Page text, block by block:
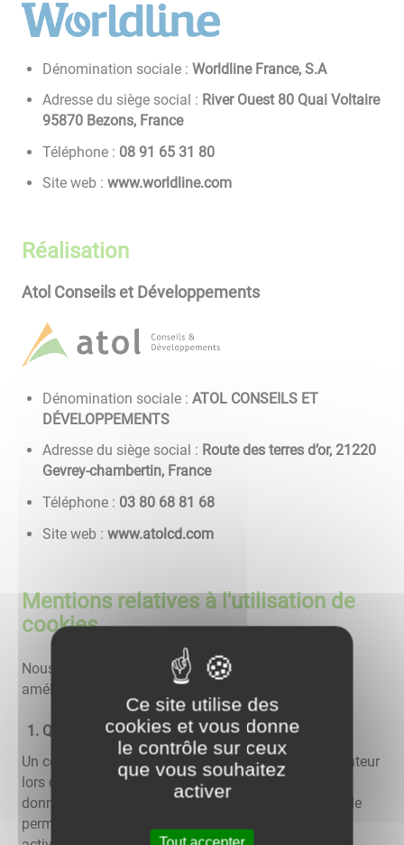
Dénomination sociale :Worldline France, S.A
Adresse du siège social : River Ouest 80 Quai Voltaire
95870 Bezons, France
Téléphone : 08 13 56 19 80
Site web : www.worldline.com
Réalisation
Atol Conseils et Développements
Dénomination sociale :ATOL CONSEILS ET
DÉVELOPPEMENTS
Adresse du siège social : Route des terres d’or, 21220
Gevrey-chambertin, France
Téléphone : 86 18 86 08 30
Site web : www.atolcd.com
Mentions relatives à l'utilisation de
cookies
Nous utilisons différents cookies sur le site pour
améliorer l'interactivité du site.
Qu'est-ce qu'un "cookie" ?
Un cookie est un fichier texte déposé sur votre ordinateur
lors de la visite d'un site. Il permet de conserver des
données utilisateur afin de faciliter la navigation et de
permettre certaines fonctionnalités. Vous pouvez les
Ce site utilise des
cookies et vous donne
le contrôle sur ceux
que vous souhaitez
activer